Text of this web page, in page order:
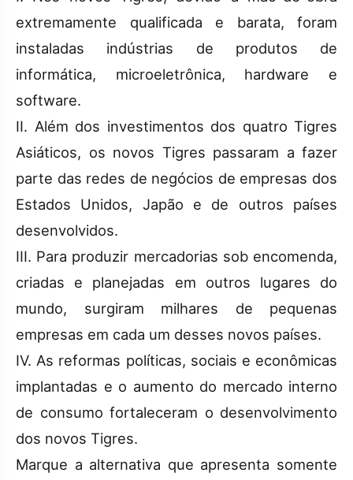
extremamente qualificada e barata, foram
instaladas indústrias de produtos de
informática, microeletrônica, hardware e
software.
II. Além dos investimentos dos quatro Tigres
Asiáticos, os novos Tigres passaram a fazer
parte das redes de negócios de empresas dos
Estados Unidos, Japão e de outros países
desenvolvidos.
III. Para produzir mercadorias sob encomenda,
criadas e planejadas em outros lugares do
mundo, surgiram milhares de pequenas
empresas em cada um desses novos países.
IV. As reformas políticas, sociais e econômicas
implantadas e o aumento do mercado interno
de consumo fortaleceram o desenvolvimento
dos novos Tigres.
Marque a alternativa que apresenta somente